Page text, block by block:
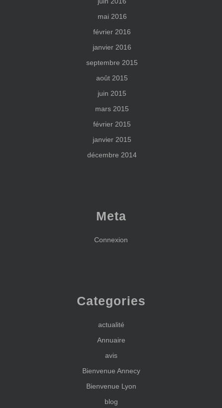
mai 2016
février 2016
janvier 2016
septembre 2015
août 2015
juin 2015
mars 2015
février 2015
janvier 2015
décembre 2014
Meta
Connexion
Categories
actualité
Annuaire
avis
Bienvenue Annecy
Bienvenue Lyon
blog